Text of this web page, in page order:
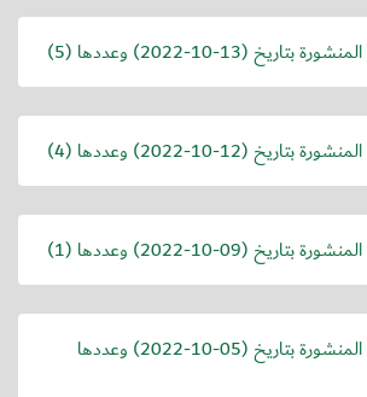
المنشورة بتاريخ (2022-10-13) وعددها (5)
المنشورة بتاريخ (2022-10-12) وعددها (4)
المنشورة بتاريخ (2022-10-09) وعددها (1)
المنشورة بتاريخ (2022-10-05) وعددها